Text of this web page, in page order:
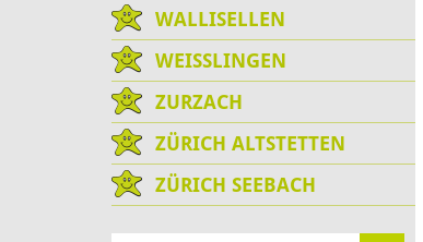
WALLISELLEN
WEISSLINGEN
ZURZACH
ZÜRICH ALTSTETTEN
ZÜRICH SEEBACH